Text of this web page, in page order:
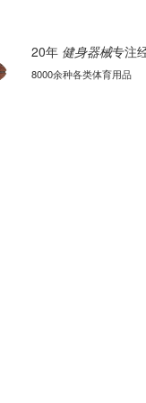
20年 健身器械专注
8000余种各类体育用品